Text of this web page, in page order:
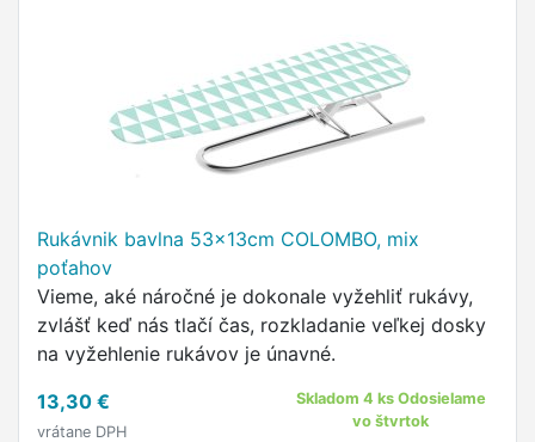
Rukávnik bavlna 53x13cm COLOMBO, mix
poťahov
Vieme, aké náročné je dokonale vyžehliť rukávy,
zvlášť keď nás tlačí čas, rozkladanie veľkej dosky
na vyžehlenie rukávov je únavné.
13,30 €
vrátane DPH
Skladom 4 ks Odosielame
vo štvrtok